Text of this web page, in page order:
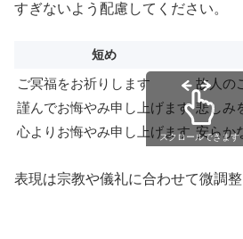
すぎないよう配慮してください。
短め
ご冥福をお祈りします
謹んでお悔やみ申し上げます
心よりお悔やみ申し上げます
故人の
悲しみ
安らか
スクロールできます
表現は宗教や儀礼に合わせて微調整